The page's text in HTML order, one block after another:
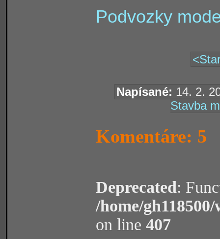
Podvozky
Napísané: 14. 2.
Stavba
Komentáre: 5
Deprecated:
/home/
on line 407